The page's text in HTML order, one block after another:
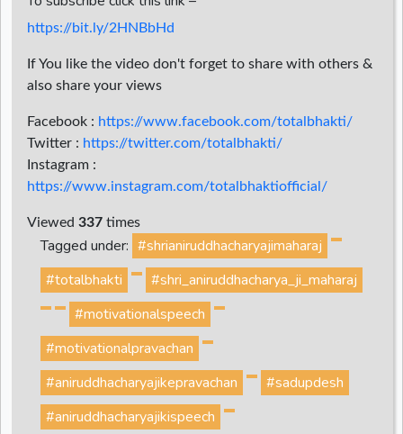
https://bit.ly/2HNBbHd
If You like the video don't forget to share with others &
also share your views
Facebook : https://www.facebook.com/totalbhakti/
Twitter : https://twitter.com/totalbhakti/
Instagram :
https://www.instagram.com/totalbhaktiofficial/
Viewed 337 times
Tagged under: #shrianiruddhacharyajimaharaj
#totalbhakti
#shri_aniruddhacharya_ji_maharaj
#motivationalspeech
#motivationalpravachan
#aniruddhacharyajikepravachan
#sadupdesh
#aniruddhacharyajikispeech